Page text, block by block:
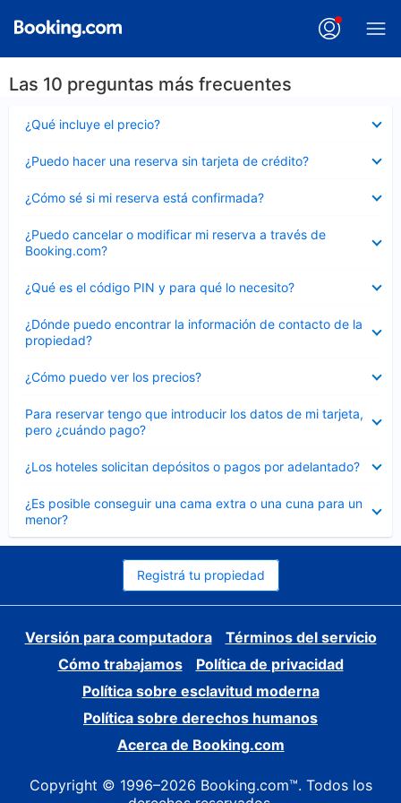
Las 10 preguntas más frecuentes
¿Qué incluye el precio?
cerrado
¿Puedo hacer una reserva sin tarjeta de crédito?
cerrado
¿Cómo sé si mi reserva está confirmada?
cerrado
¿Puedo cancelar o modificar mi reserva a través de
Booking.com?
cerrado
¿Qué es el código PIN y para qué lo necesito?
cerrado
¿Dónde puedo encontrar la información de contacto de la
propiedad?
cerrado
¿Cómo puedo ver los precios?
cerrado
Para reservar tengo que introducir los datos de mi tarjeta,
pero ¿cuándo pago?
cerrado
¿Los hoteles solicitan depósitos o pagos por adelantado?
cerrado
¿Es posible conseguir una cama extra o una cuna para un
menor?
cerrado
Registrá tu propiedad
Versión para computadora
Términos del servicio
Cómo trabajamos
Política de privacidad
Política sobre esclavitud moderna
Política sobre derechos humanos
Acerca de Booking.com
Copyright © 1996–2026 Booking.com™. Todos los